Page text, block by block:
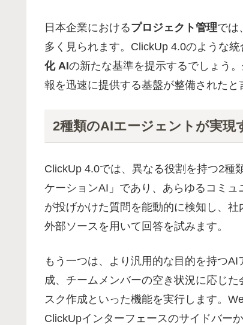
日本企業におけるプロジェクト管理では
多く見られます。ClickUp 4.0のような
化 AIの新たな基準を提示するでしょう
報を迅速に提供する基盤が整備されたと
2種類のAIエージェントが実現
ClickUp 4.0では、異なる役割を持つ2種
ケーションAI」であり、あらゆるコミ
が投げかけた質問を能動的に検知し、
外部ソースを用いて回答を試みます。
もう一つは、より汎用的な目的を持つ
成、チームメンバーの空き状況に応じ
スク作成といった機能を実行します。
ClickUpインターフェースのサイドバー